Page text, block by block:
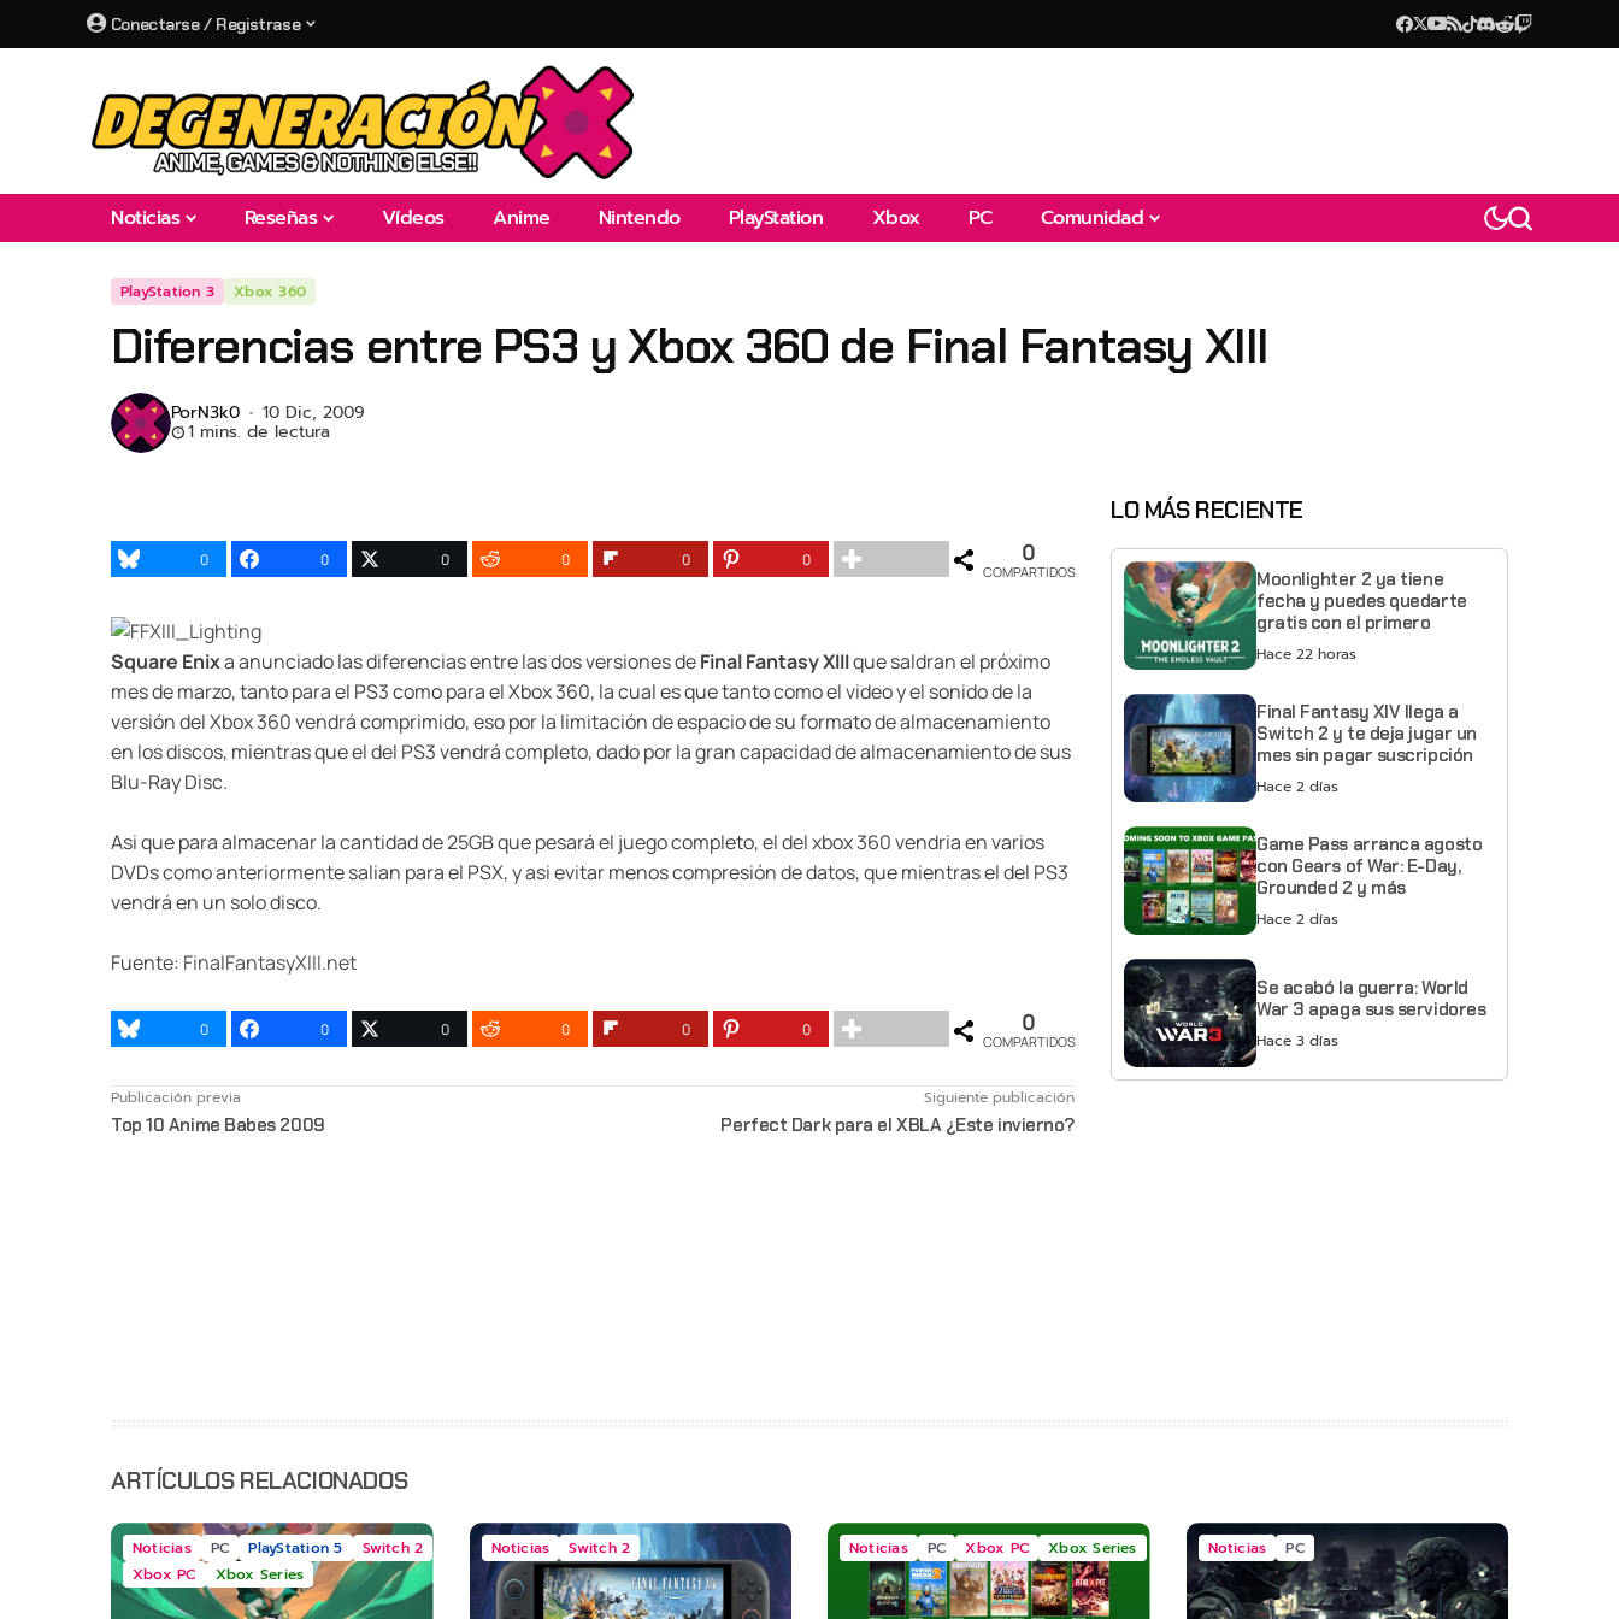
Conectarse / Registrase
Noticias Reseñas Vídeos Anime Nintendo PlayStation Xbox PC Comunidad
PlayStation 3 Xbox 360
Diferencias entre PS3 y Xbox 360 de Final Fantasy XIII
PorN3k0 10 Dic, 2009
1 mins. de lectura
0 0 0 0 0 0 0
COMPARTIDOS
Square Enixa anunciado las diferencias entre las dos versiones deFinal Fantasy XIIIque saldran el próximo
mes de marzo, tanto para el PS3 como para el Xbox 360, la cual es que tanto como el video y el sonido de la
versión del Xbox 360 vendrá comprimido, eso por la limitación de espacio de su formato de almacenamiento
en los discos, mientras que el del PS3 vendrá completo, dado por la gran capacidad de almacenamiento de sus
Blu-Ray Disc.
Asi que para almacenar la cantidad de 25GB que pesará el juego completo, el del xbox 360 vendria en varios
DVDs como anteriormente salian para el PSX, y asi evitar menos compresión de datos, que mientras el del PS3
vendrá en un solo disco.
Fuente: FinalFantasyXIII.net
0 0 0 0 0 0 0
COMPARTIDOS
Publicación previa
Top 10 Anime Babes 2009
Siguiente publicación
Perfect Dark para el XBLA ¿Este invierno?
LO MÁS RECIENTE
Moonlighter 2 ya tiene
fecha y puedes quedarte
gratis con el primero
Hace 22 horas
Final Fantasy XIV llega a
Switch 2 y te deja jugar un
mes sin pagar suscripción
Hace 2 días
Game Pass arranca agosto
con Gears of War: E-Day,
Grounded 2 y más
Hace 2 días
Se acabó la guerra: World
War 3 apaga sus servidores
Hace 3 días
ARTÍCULOS RELACIONADOS
Noticias PC PlayStation 5
Switch 2
Xbox PC
Xbox Series
Noticias Switch 2 Noticias PC Xbox PC Xbox Series Noticias PC